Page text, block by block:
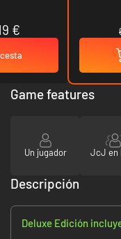
€
Game features
Un jugador JcJ en
Descripción
Deluxe Edición